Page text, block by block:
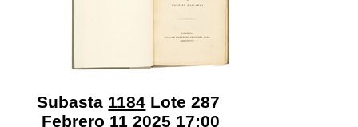
Subasta 1184 Lote 287
Febrero 11 2025 17:00